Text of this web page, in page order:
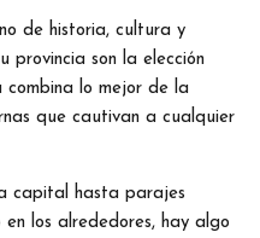
de historia, cultura y
provincia son la elección
lo mejor de la
que cautivan a cualquier
capital hasta parajes
los alrededores, hay algo